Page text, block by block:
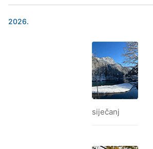
2026.
siječanj